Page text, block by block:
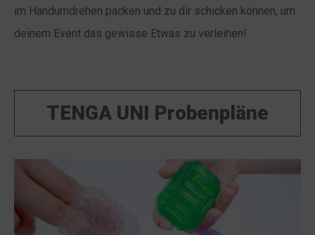
im Handumdrehen packen und zu dir schicken können, um
deinem Event das gewisse Etwas zu verleihen!
TENGA UNI Probenpläne